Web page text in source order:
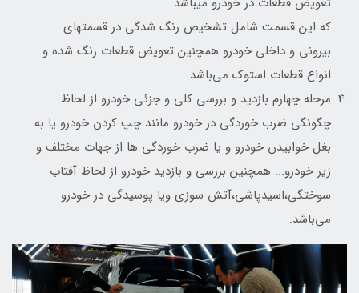
که این قسمت شامل تشخیص رنگ شدگی در قسمتهای
بیرونی و داخلی خودرو همچنین تعویض قطعات رنگ شده و
انواع قطعات استوک می‌باشد.
مرحله چهارم بازدید و بررسی کلی و جزئی خودرو از لحاظ
چگونگی ضرب خوردگی در خودرو مانند چپ کردن خودرو یا به
بغل خوابیدن خودرو و یا ضرب خوردگی ها از جهات مختلف و
زیر خودرو... همچنین بررسی و بازدید خودرو از لحاظ آفتاب
سوختگی،اسیدپاشی،آتش سوزی ویا پوسیدگی در خودرو
می‌باشد.